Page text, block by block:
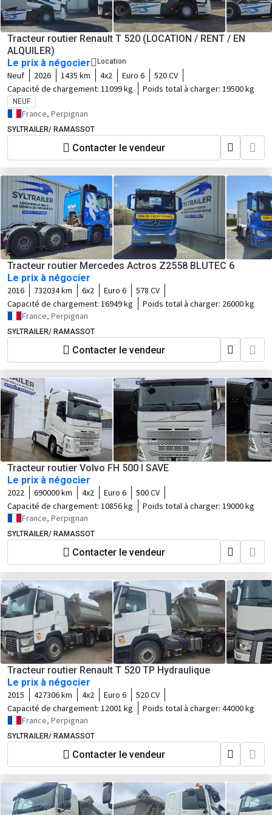
Tracteur routier Renault T 520 (LOCATION / RENT / EN
ALQUILER)
Le prix à négocier
Location
Neuf 2026 1435 km 4x2 Euro 6
520 CV
Capacité de chargement: 11099 kg Poids total à charger: 19500 kg
NEUF
France, Perpignan
SYLTRAILER/ RAMASSOT
Contacter le vendeur
Tracteur routier Mercedes Actros Z2558 BLUTEC 6
Le prix à négocier
2016 732034 km 6x2 Euro 6
578 CV
Capacité de chargement: 16949 kg Poids total à charger: 26000 kg
France, Perpignan
SYLTRAILER/ RAMASSOT
Contacter le vendeur
Tracteur routier Volvo FH 500 I SAVE
Le prix à négocier
2022 690000 km 4x2 Euro 6
500 CV
Capacité de chargement: 10856 kg Poids total à charger: 19000 kg
France, Perpignan
SYLTRAILER/ RAMASSOT
Contacter le vendeur
Tracteur routier Renault T 520 TP Hydraulique
Le prix à négocier
2015 427306 km 4x2 Euro 6
520 CV
Capacité de chargement: 12001 kg Poids total à charger: 44000 kg
France, Perpignan
SYLTRAILER/ RAMASSOT
Contacter le vendeur